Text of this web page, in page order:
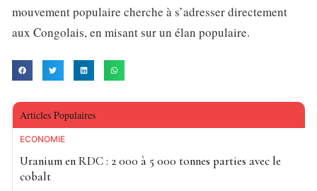
mouvement populaire cherche à s’adresser directement
aux Congolais, en misant sur un élan populaire.
Articles Populaires
ECONOMIE
Uranium en RDC : 2 000 à 5 000 tonnes parties avec le
cobalt